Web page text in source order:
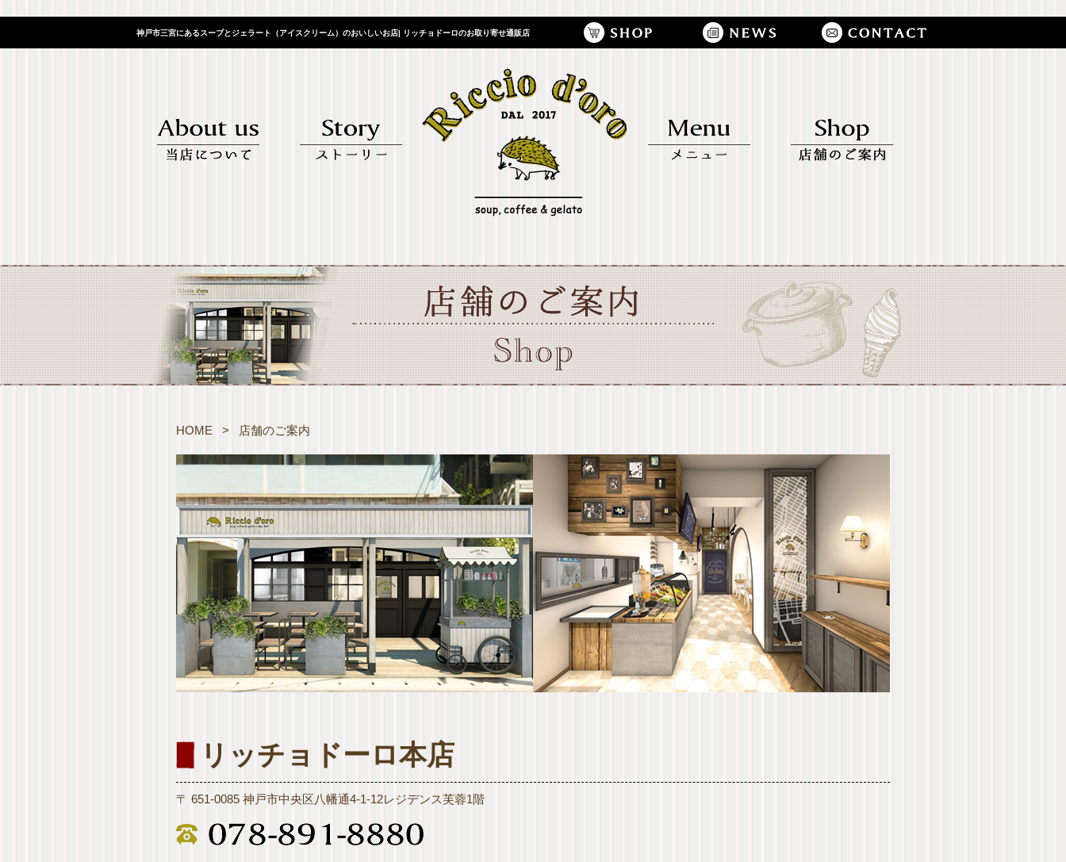
神戸市三宮にあるスープとジェラート（アイスクリーム）のおいしいお店| リッチョドーロのお取り寄せ通販店
HOME > 店舗のご案内
リッチョドーロ本店
〒 651-0085 神戸市中央区八幡通4-1-12レジデンス芙蓉1階